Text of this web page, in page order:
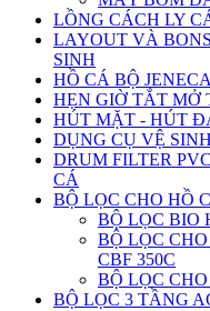
LỒNG CÁCH LY
LAYOUT VÀ
SINH
HỒ CÁ BỘ JENECA
HẸN GIỜ TẮT MỞ
HÚT MẶT - HÚT
DỤNG CỤ VỆ
DRUM FILTER
CÁ
BỘ LỌC CHO HỒ
BỘ LỌC BIO
BỘ LỌC
CBF 350C
BỘ LỌC
BỘ LỌC 3 TẦNG